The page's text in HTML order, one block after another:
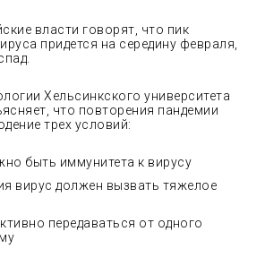
власти говорят, что пик
придется на середину февраля,
Хельсинкского университета
что повторения пандемии
трех условий:
быть иммунитета к вирусу
вирус должен вызвать тяжелое
передаваться от одного